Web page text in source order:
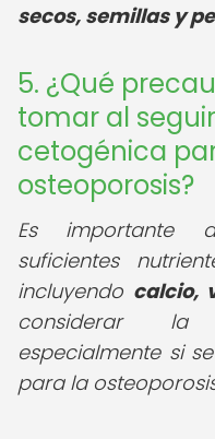
secos, semillas y
5. ¿Qué
tomar al
cetogénica
osteoporosis?
Es importante
suficientes
incluyendo calcio,
considerar la
especialmente si
para la